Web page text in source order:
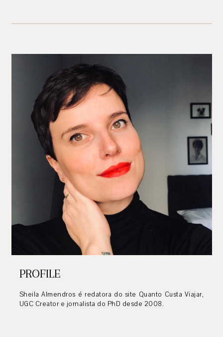
PROFILE
Sheila Almendros é redatora do site Quanto Custa Viajar,
UGC Creator e jornalista do PhD desde 2008.